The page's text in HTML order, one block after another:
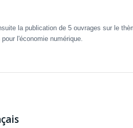
la publication de 5 ouvrages sur le
l'économie numérique.